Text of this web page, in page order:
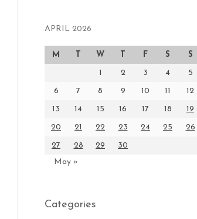
APRIL 2026
M T W T F S S
1 2 3 4 5
6 7 8 9 10 11 12
13 14 15 16 17 18 19
20 21 22 23 24 25 26
27 28 29
30
May »
Categories